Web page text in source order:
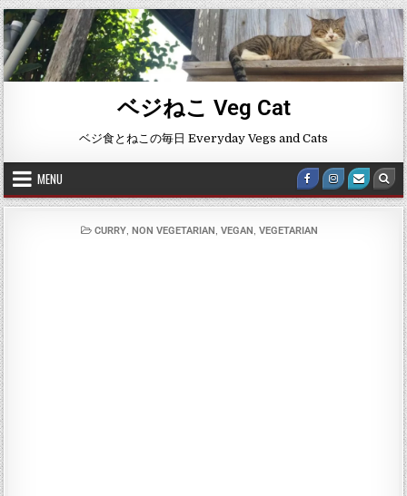
ベジねこ Veg Cat
ベジ食とねこの毎日 Everyday Vegs and Cats
MENU
CURRY, NON VEGETARIAN VEGAN VEGETARIAN